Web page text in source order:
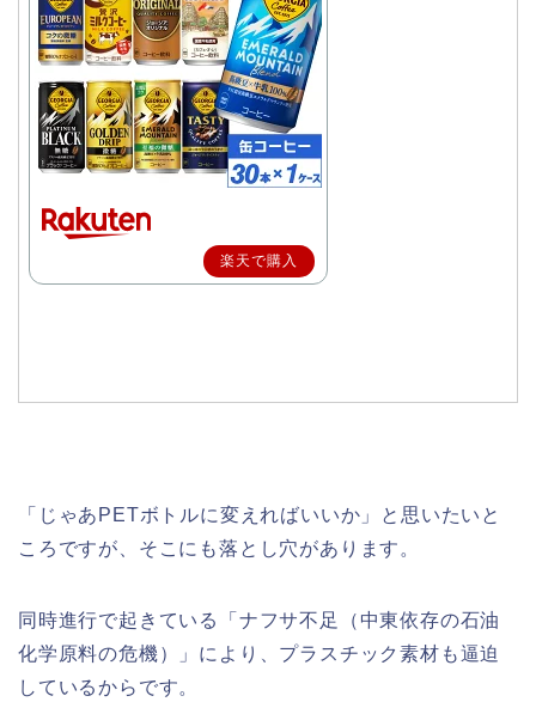
楽天で購入
「じゃあPETボトルに変えればいいか」と思いたいと
ころですが、そこにも落とし穴があります。
同時進行で起きている「ナフサ不足（中東依存の石油
化学原料の危機）」により、プラスチック素材も逼迫
しているからです。